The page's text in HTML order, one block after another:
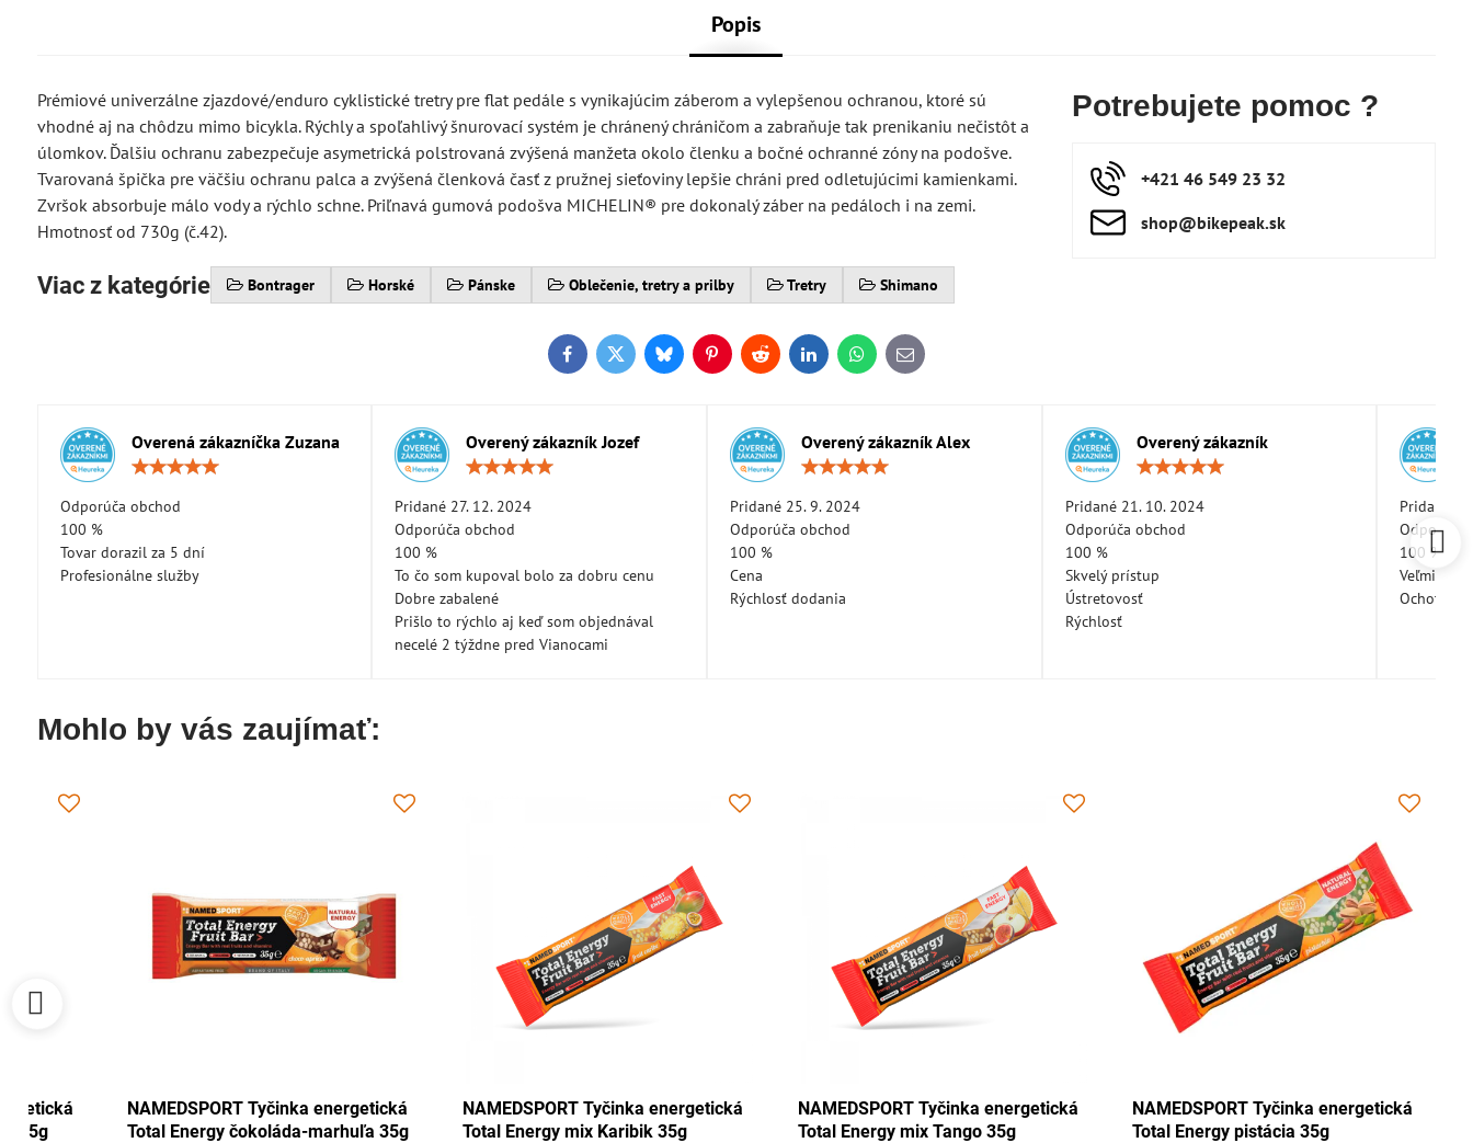
Popis
Prémiové univerzálne zjazdové/enduro cyklistické tretry pre flat pedále s vynikajúcim záberom a vylepšenou ochranou, ktoré sú
vhodné aj na chôdzu mimo bicykla. Rýchly a spoľahlivý šnurovací systém je chránený chráničom a zabraňuje tak prenikaniu nečistôt a
úlomkov. Ďalšiu ochranu zabezpečuje asymetrická polstrovaná zvýšená manžeta okolo členku a bočné ochranné zóny na podošve.
Tvarovaná špička pre väčšiu ochranu palca a zvýšená členková časť z pružnej sieťoviny lepšie chráni pred odletujúcimi kamienkami.
Zvršok absorbuje málo vody a rýchlo schne. Priľnavá gumová podošva MICHELIN® pre dokonalý záber na pedáloch i na zemi.
Hmotnosť od 730g (č.42).
Viac z kategórie Bontrager Horské Pánske Oblečenie, tretry a prilby Tretry Shimano
Potrebujete pomoc ?
+421 46 549 23 32
shop​@bikepeak​.sk
FacebookTwitterBlueskyPinterestRedditLinkedInWhatsApp
E-
mail
Overená zákazníčka Zuzana
Odporúča obchod
100 %
Tovar dorazil za 5 dní
Profesionálne služby
Overený zákazník Jozef
Pridané 27. 12. 2024
Odporúča obchod
100 %
To čo som kupoval bolo za dobru cenu
Dobre zabalené
Prišlo to rýchlo aj keď som objednával
necelé 2 týždne pred Vianocami
Overený zákazník Alex
Pridané 25. 9. 2024
Odporúča obchod
100 %
Cena
Rýchlosť dodania
Overený zákazník
Pridané 21. 10. 2024
Odporúča obchod
100 %
Skvelý prístup
Ústretovosť
Rýchlosť
Pridané
Odporúča
100 %
Veľmi
Ochotná
Mohlo by vás zaujímať:
NAMEDSPORT Tyčinka energetická
Total Energy brusnica-orech 35g
NAMEDSPORT Tyčinka energetická
Total Energy čokoláda-marhuľa 35g
NAMEDSPORT Tyčinka energetická
Total Energy mix Karibik 35g
NAMEDSPORT Tyčinka energetická
Total Energy mix Tango 35g